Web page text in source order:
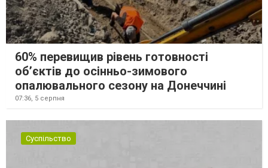
60% перевищив рівень готовності
об’єктів до осінньо-зимового
опалювального сезону на Донеччині
07:36, 5 серпня
Суспільство